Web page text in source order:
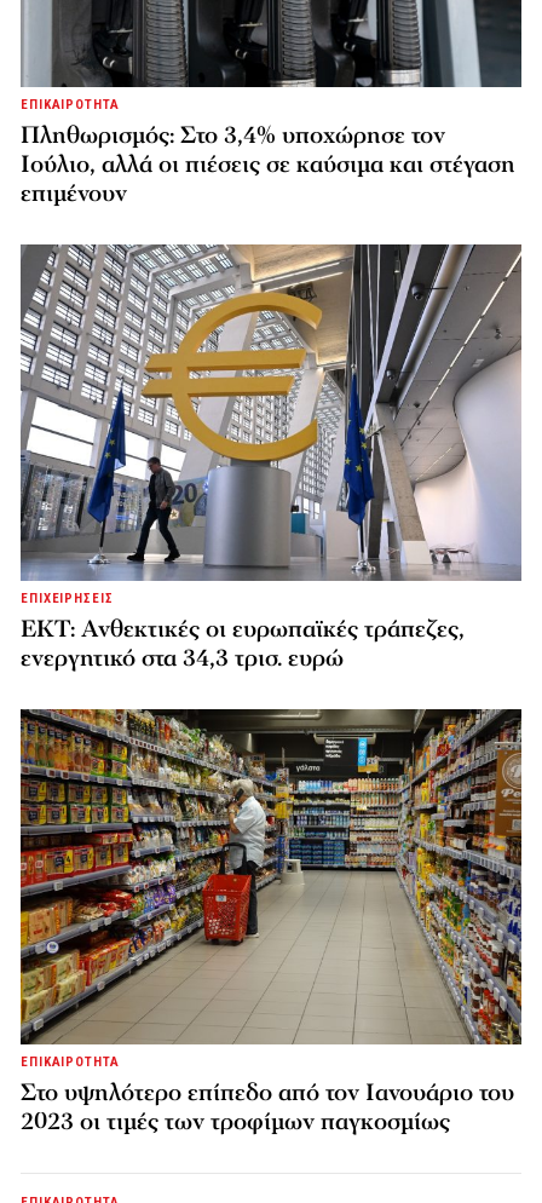
ΕΠΙΚΑΙΡΟΤΗΤΑ
Πληθωρισμός: Στο 3,4% υποχώρησε τον
Ιούλιο, αλλά οι πιέσεις σε καύσιμα και στέγαση
επιμένουν
ΕΠΙΧΕΙΡΗΣΕΙΣ
ΕΚΤ: Ανθεκτικές οι ευρωπαϊκές τράπεζες,
ενεργητικό στα 34,3 τρισ. ευρώ
ΕΠΙΚΑΙΡΟΤΗΤΑ
Στο υψηλότερο επίπεδο από τον Ιανουάριο του
2023 οι τιμές των τροφίμων παγκοσμίως